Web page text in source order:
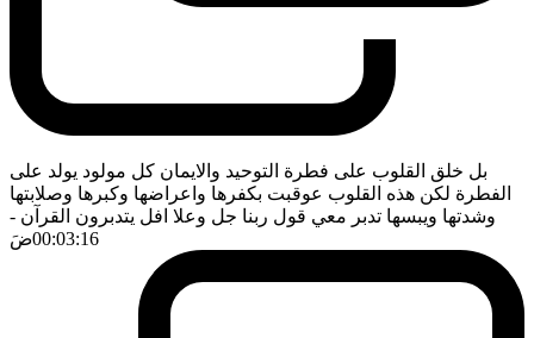
بل خلق القلوب على فطرة التوحيد والايمان كل مولود يولد على
الفطرة لكن هذه القلوب عوقبت بكفرها واعراضها وكبرها وصلابتها
وشدتها ويبسها تدبر معي قول ربنا جل وعلا افل يتدبرون القرآن -
00:03:16ضَ